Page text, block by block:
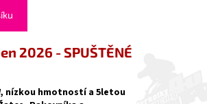
2026 - SPUŠTĚNÉ
nízkou hmotností a 5letou